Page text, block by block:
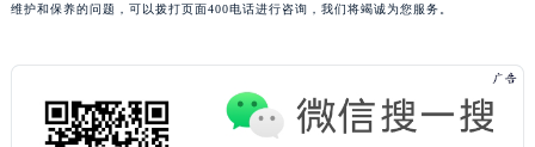
维护和保养的问题，可以拨打页面400电话进行咨询，我们将竭诚为您服务。